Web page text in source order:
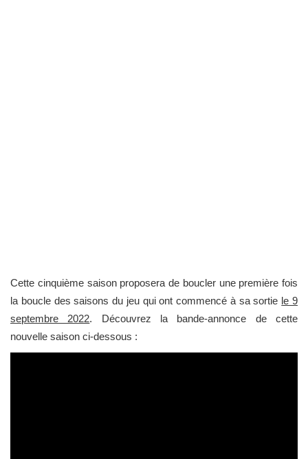
Cette cinquième saison proposera de boucler une première fois
la boucle des saisons du jeu qui ont commencé à sa sortie le 9
septembre 2022. Découvrez la bande-annonce de cette
nouvelle saison ci-dessous :